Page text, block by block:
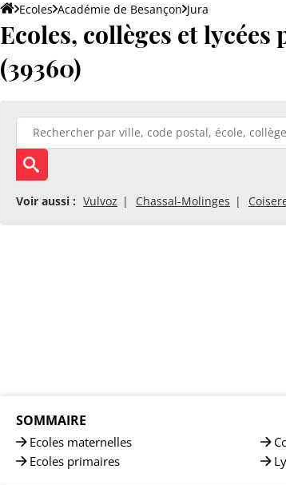
Ecoles Académie de Besançon Jura
Ecoles, collèges et
(39360)
Voir aussi : Vulvoz Chassal-Molinges
SOMMAIRE
Ecoles maternelles
Ecoles primaires